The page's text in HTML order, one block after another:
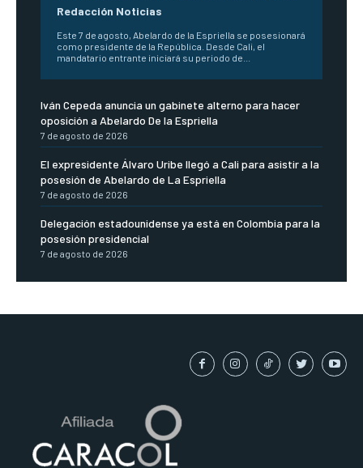
Redacción Noticias
Este 7 de agosto, Abelardo de la Espriella se posesionará
como presidente de la República. Desde Cali, el
mandatario entrante iniciará su periodo de...
Iván Cepeda anuncia un gabinete alterno para hacer
oposición a Abelardo De la Espriella
7 de agosto de 2026
El expresidente Álvaro Uribe llegó a Cali para asistir a la
posesión de Abelardo de La Espriella
7 de agosto de 2026
Delegación estadounidense ya está en Colombia para la
posesión presidencial
7 de agosto de 2026